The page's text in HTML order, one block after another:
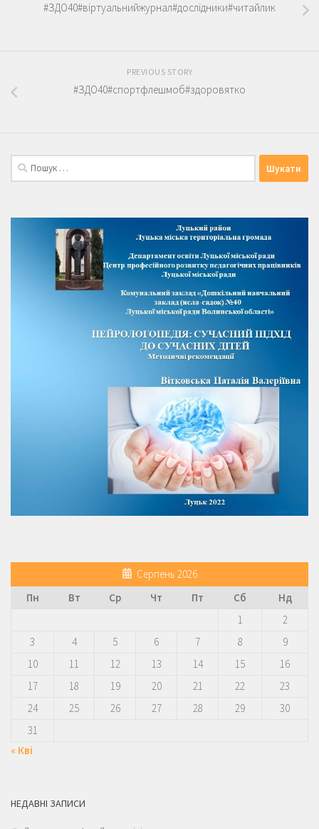
#ЗДО40#віртуальнийжурнал#дослідники#читайлик
PREVIOUS STORY
#ЗДО40#спортфлешмоб#здоровятко
Пошук:
Серпень 2026
Пн
Вт Ср Чт Пт Сб
Нд
1
2
3
4 5 6 7 8
9
10
11 12 13 14 15
16
17
18 19 20 21 22
23
24
25 26 27 28 29
30
31
« Кві
НЕДАВНІ ЗАПИСИ